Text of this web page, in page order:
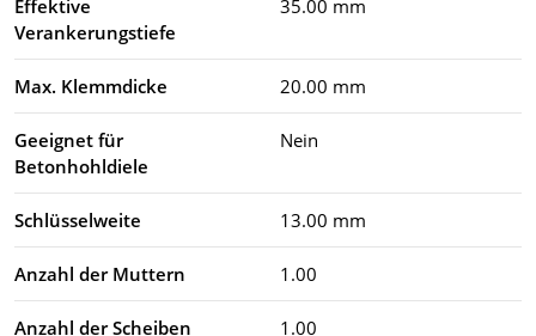
Effektive
Verankerungstiefe
35.00 mm
Max. Klemmdicke 20.00 mm
Geeignet für
Betonhohldiele
Nein
Schlüsselweite 13.00 mm
Anzahl der Muttern 1.00
Anzahl der Scheiben 1.00